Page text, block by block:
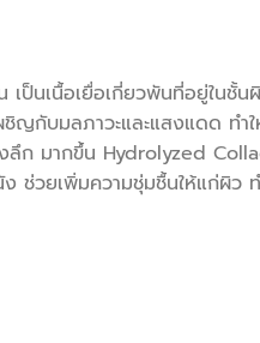
น เป็นเนื้อเยื่อเกี่ยวพันที่อยู่
กับมลภาวะและแสงแดด ทำ
ก มากขึ้น Hydrolyzed
ง ช่วยเพิ่มความชุ่มชื้นให้แก่ผิ